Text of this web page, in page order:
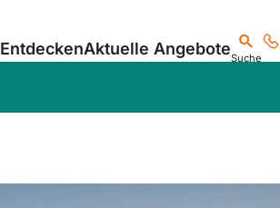
EntdeckenAktuelle AngeboteSuche